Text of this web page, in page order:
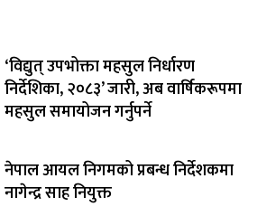
‘विद्युत् उपभोक्ता महसुल निर्धारण
निर्देशिका, २०८३’ जारी, अब वार्षिकरूपमा
महसुल समायोजन गर्नुपर्ने
नेपाल आयल निगमको प्रबन्ध निर्देशकमा
नागेन्द्र साह नियुक्त